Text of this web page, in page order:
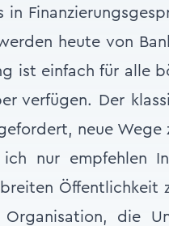
in
heute von
ist einfach für alle
verfügen. Der
neue Wege
ich nur empfehlen
Öffentlichkeit
die